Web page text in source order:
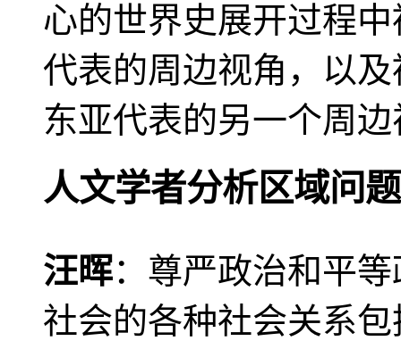
心的世界史展开过程
代表的周边视角，以
东亚代表的另一个周
人文学者分析区域问题
汪晖：尊严政治和平
社会的各种社会关系